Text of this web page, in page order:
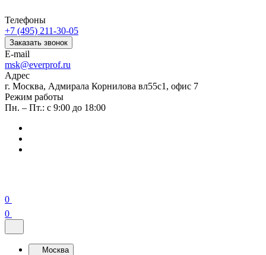
Телефоны
+7 (495) 211-30-05
Заказать звонок
E-mail
msk@everprof.ru
Адрес
г. Москва, Адмирала Корнилова вл55с1, офис 7
Режим работы
Пн. – Пт.: с 9:00 до 18:00
0
0
Москва